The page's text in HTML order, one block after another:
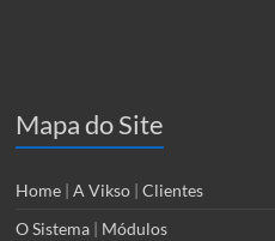
Mapa do Site
Home |A Vikso |Clientes
O Sistema | Módulos